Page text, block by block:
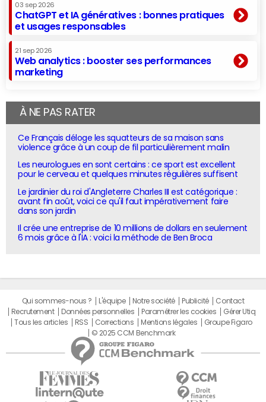
03 sep 2026
ChatGPT et IA génératives : bonnes pratiques
et usages responsables
21 sep 2026
Web analytics : booster ses performances
marketing
À NE PAS RATER
Ce Français déloge les squatteurs de sa maison sans
violence grâce à un coup de fil particulièrement malin
Les neurologues en sont certains : ce sport est excellent
pour le cerveau et quelques minutes régulières suffisent
Le jardinier du roi d'Angleterre Charles III est catégorique :
avant fin août, voici ce qu'il faut impérativement faire
dans son jardin
Il crée une entreprise de 10 millions de dollars en seulement
6 mois grâce à l'IA : voici la méthode de Ben Broca
Qui sommes-nous ? L'équipe Notre société Publicité
Contact
Recrutement
Données personnelles Paramétrer les cookies
Gérer Utiq
Tous les articles
RSS Corrections Mentions légales
Groupe Figaro
© 2025 CCM Benchmark